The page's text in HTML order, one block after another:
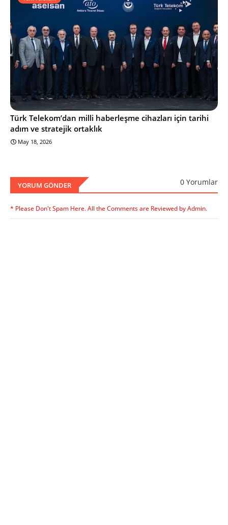
Türk Telekom’dan milli haberleşme cihazları için tarihi
adım ve stratejik ortaklık
May 18, 2026
YORUM GÖNDER 0 Yorumlar
* Please Don't Spam Here. All the Comments are Reviewed by Admin.